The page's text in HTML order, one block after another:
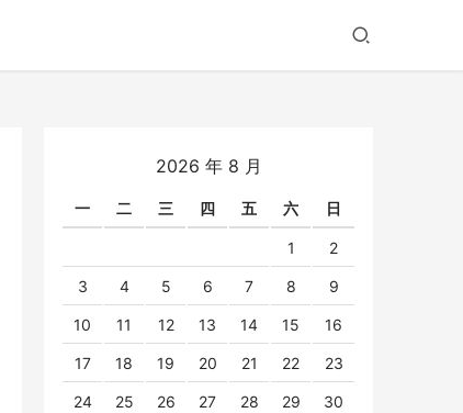
2026 年 8 月
一 二 三 四 五 六 日
1 2
3 4 5 6 7 8 9
10 11 12 13 14 15 16
17 18 19 20 21 22 23
24 25 26 27 28 29 30